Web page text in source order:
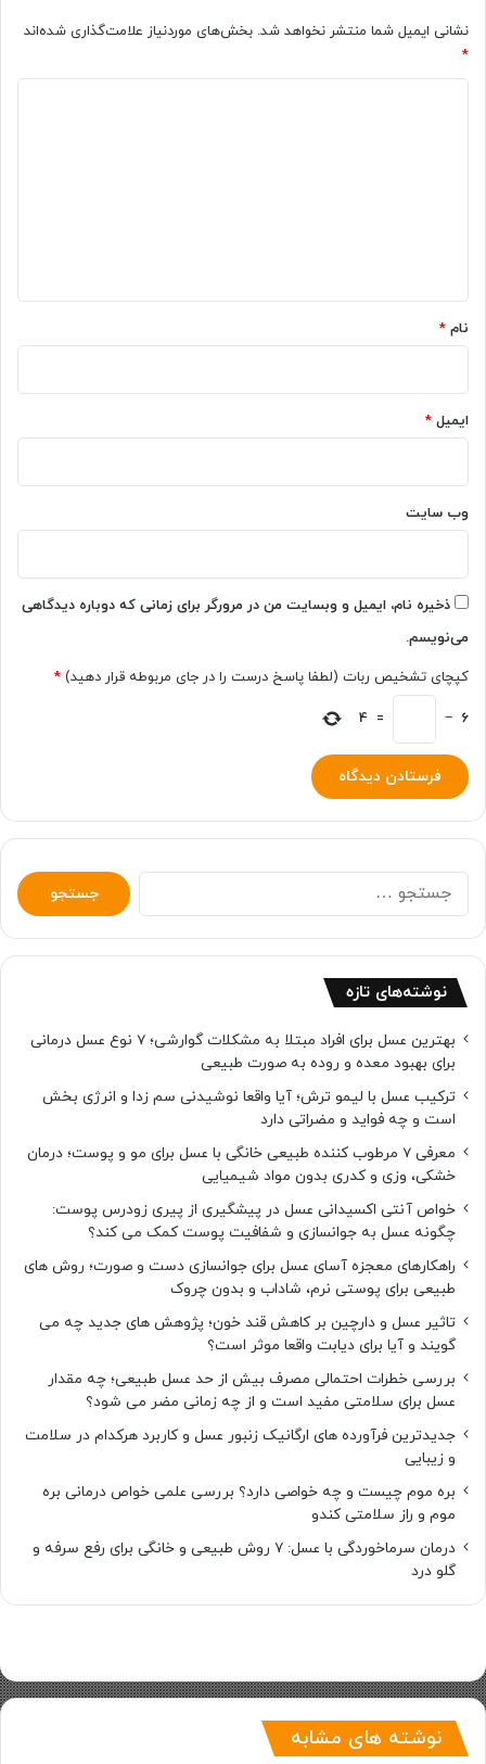
نشانی ایمیل شما منتشر نخواهد شد. بخش‌های موردنیاز علامت‌گذاری شده‌اند
*
نام *
ایمیل *
وب‌ سایت
ذخیره نام، ایمیل و وبسایت من در مرورگر برای زمانی که دوباره دیدگاهی
می‌نویسم.
کپچای تشخیص ربات (لطفا پاسخ درست را در جای مربوطه قرار دهید) *
6
−
=
4
جستجو
برای:
نوشته‌های تازه
بهترین عسل برای افراد مبتلا به مشکلات گوارشی؛ 7 نوع عسل درمانی
برای بهبود معده و روده به صورت طبیعی
ترکیب عسل با لیمو ترش؛ آیا واقعا نوشیدنی سم زدا و انرژی بخش
است و چه فواید و مضراتی دارد
معرفی 7 مرطوب کننده طبیعی خانگی با عسل برای مو و پوست؛ درمان
خشکی، وزی و کدری بدون مواد شیمیایی
خواص آنتی اکسیدانی عسل در پیشگیری از پیری زودرس پوست:
چگونه عسل به جوانسازی و شفافیت پوست کمک می کند؟
راهکارهای معجزه آسای عسل برای جوانسازی دست و صورت؛ روش های
طبیعی برای پوستی نرم، شاداب و بدون چروک
تاثیر عسل و دارچین بر کاهش قند خون؛ پژوهش های جدید چه می
گویند و آیا برای دیابت واقعا موثر است؟
بررسی خطرات احتمالی مصرف بیش از حد عسل طبیعی؛ چه مقدار
عسل برای سلامتی مفید است و از چه زمانی مضر می شود؟
جدیدترین فرآورده های ارگانیک زنبور عسل و کاربرد هرکدام در سلامت
و زیبایی
بره موم چیست و چه خواصی دارد؟ بررسی علمی خواص درمانی بره
موم و راز سلامتی کندو
درمان سرماخوردگی با عسل: ۷ روش طبیعی و خانگی برای رفع سرفه و
گلو درد
نوشته های مشابه